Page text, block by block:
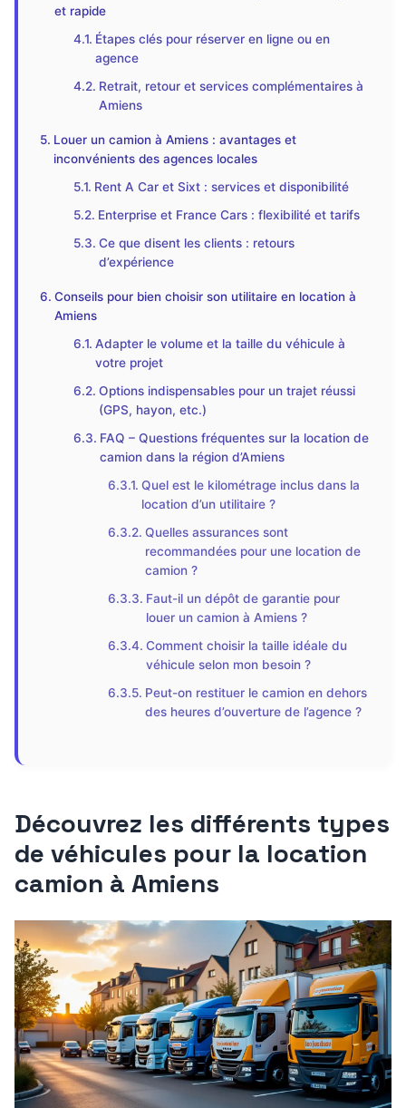
et rapide
Étapes clés pour réserver en ligne ou en
agence
Retrait, retour et services complémentaires à
Amiens
Louer un camion à Amiens : avantages et
inconvénients des agences locales
Rent A Car et Sixt : services et disponibilité
Enterprise et France Cars : flexibilité et tarifs
Ce que disent les clients : retours
d’expérience
Conseils pour bien choisir son utilitaire en location à
Amiens
Adapter le volume et la taille du véhicule à
votre projet
Options indispensables pour un trajet réussi
(GPS, hayon, etc.)
FAQ – Questions fréquentes sur la location de
camion dans la région d’Amiens
Quel est le kilométrage inclus dans la
location d’un utilitaire ?
Quelles assurances sont
recommandées pour une location de
camion ?
Faut-il un dépôt de garantie pour
louer un camion à Amiens ?
Comment choisir la taille idéale du
véhicule selon mon besoin ?
Peut-on restituer le camion en dehors
des heures d’ouverture de l’agence ?
Découvrez les différents types
de véhicules pour la location
camion à Amiens